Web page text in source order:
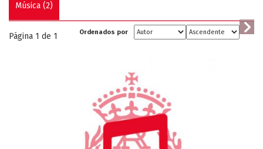
Música (2)
Página 1 de 1 Ordenados por